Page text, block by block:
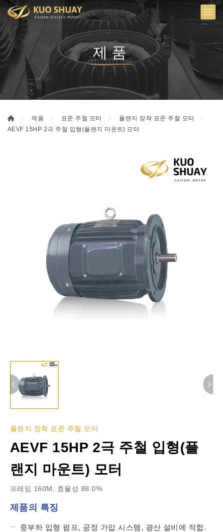
제품
제품 표준 주철 모터
플랜지 장착 표준 주철 모터
AEVF 15HP 2극 주철 입형(플랜지 마운트) 모터
플랜지 장착 표준 주철 모터
AEVF 15HP 2극 주철 입형(플
랜지 마운트) 모터
프레임 160M, 효율성 88.0%
제품의 특징
중부하 입형 펌프, 공정 가압 시스템, 광산 설비에 적합.